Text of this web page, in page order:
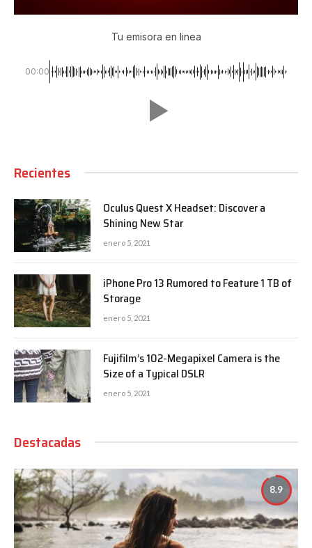
Tu emisora en linea
00:00
Recientes
Oculus Quest X Headset: Discover a
Shining New Star
enero 5, 2021
iPhone Pro 13 Rumored to Feature 1 TB of
Storage
enero 5, 2021
Fujifilm’s 102-Megapixel Camera is the
Size of a Typical DSLR
enero 5, 2021
Destacadas
8.9